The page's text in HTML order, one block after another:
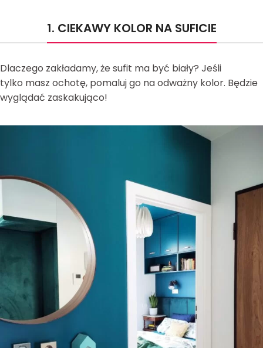
1. CIEKAWY KOLOR NA SUFICIE
Dlaczego zakładamy, że sufit ma być biały? Jeśli
tylko masz ochotę, pomaluj go na odważny kolor. Będzie
wyglądać zaskakująco!